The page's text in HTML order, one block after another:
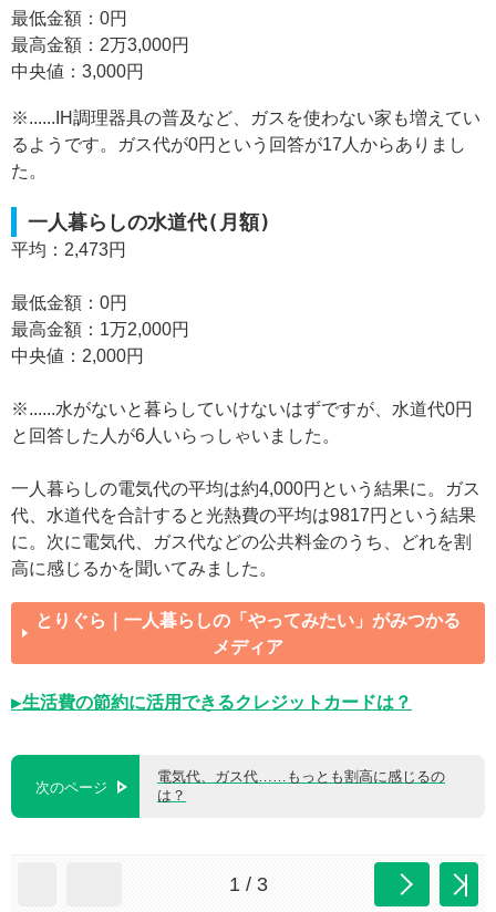
最低金額：0円
最高金額：2万3,000円
中央値：3,000円
※......IH調理器具の普及など、ガスを使わない家も増えてい
るようです。ガス代が0円という回答が17人からありまし
た。
一人暮らしの水道代(月額)
平均：2,473円
最低金額：0円
最高金額：1万2,000円
中央値：2,000円
※......水がないと暮らしていけないはずですが、水道代0円
と回答した人が6人いらっしゃいました。
一人暮らしの電気代の平均は約4,000円という結果に。ガス
代、水道代を合計すると光熱費の平均は9817円という結果
に。次に電気代、ガス代などの公共料金のうち、どれを割
高に感じるかを聞いてみました。
とりぐら｜一人暮らしの「やってみたい」がみつかる
メディア
▶生活費の節約に活用できるクレジットカードは？
次のページ
電気代、ガス代……もっとも割高に感じるの
は？
1 / 3